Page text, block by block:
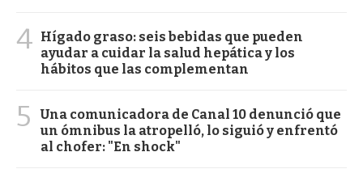
4 Hígado graso: seis bebidas que pueden
ayudar a cuidar la salud hepática y los
hábitos que las complementan
5
Una comunicadora de Canal 10 denunció que
un ómnibus la atropelló, lo siguió y enfrentó
al chofer: "En shock"